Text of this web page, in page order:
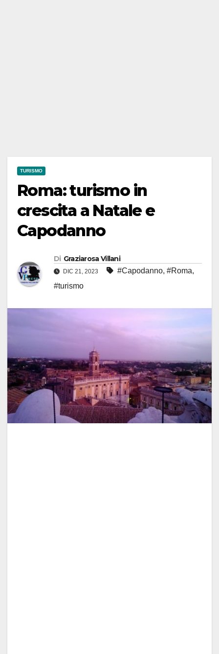
TURISMO
Roma: turismo in
crescita a Natale e
Capodanno
Di Graziarosa Villani
DIC 21, 2023 #Capodanno, #Roma,
#turismo